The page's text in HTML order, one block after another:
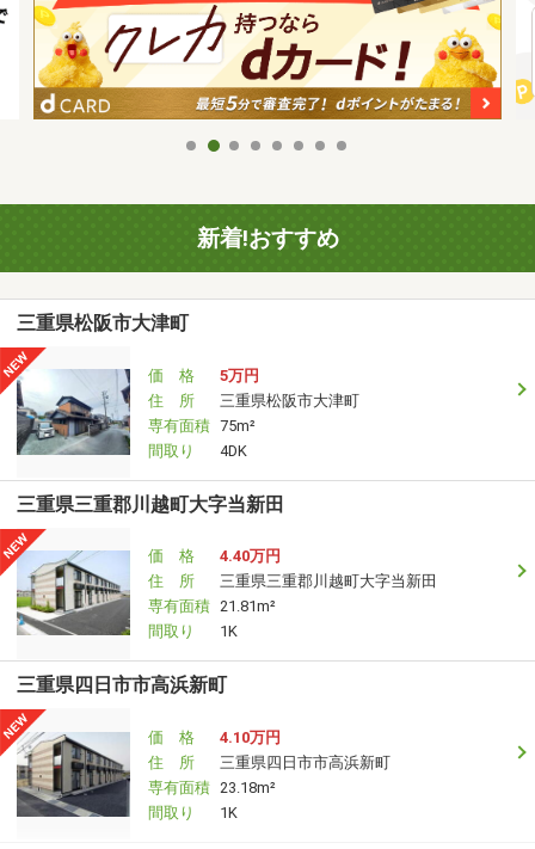
新着!おすすめ
三重県松阪市大津町
価 格
5万円
住 所
三重県松阪市大津町
専有面積 75m²
間取り
4DK
三重県三重郡川越町大字当新田
価 格
4.40万円
住 所
三重県三重郡川越町大字当新田
専有面積 21.81m²
間取り
1K
三重県四日市市高浜新町
価 格
4.10万円
住 所
三重県四日市市高浜新町
専有面積 23.18m²
間取り
1K